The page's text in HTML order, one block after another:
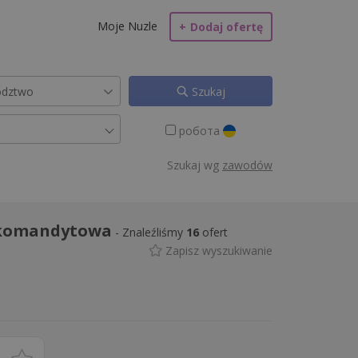
+ Dodaj ofertę
Moje Nuzle
Szukaj
робота
Szukaj wg zawodów
- Znaleźliśmy 16 ofert
Zapisz wyszukiwanie